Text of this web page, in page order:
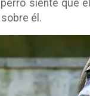
siente que
él.